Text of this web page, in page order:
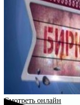
Смотреть онлайн